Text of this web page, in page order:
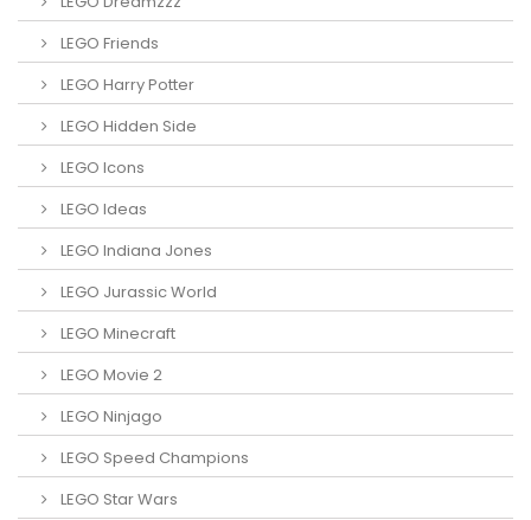
LEGO Friends
LEGO Harry Potter
LEGO Hidden Side
LEGO Icons
LEGO Ideas
LEGO Indiana Jones
LEGO Jurassic World
LEGO Minecraft
LEGO Movie 2
LEGO Ninjago
LEGO Speed Champions
LEGO Star Wars